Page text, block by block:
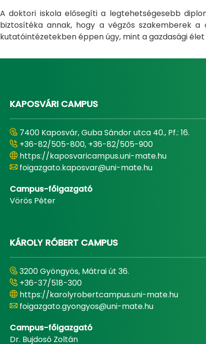
A doktori iskola elősegíti a legtehetségesebb
biztosítéka annak, hogy a végzős szakemberek
kutatóintézetekben éppen úgy, mint a gazdasági
KAPOSVÁRI CAMPUS
7400 Kaposvár, Guba Sándor utca 40., Pf.: 16.
+36-82/505-800, +36-82/505-900
https://kaposvaricampus.uni-mate.hu
foigazgato.kaposvar@uni-mate.hu
Campus-főigazgató
Vörös Péter
KÁROLY RÓBERT CAMPUS
3200 Gyöngyös, Mátrai út 36.
+36-37/518-300
https://karolyrobertcampus.uni-mate.hu
foigazgato.gyongyos@uni-mate.hu
Campus-főigazgató
Dr. Bujdosó Zoltán